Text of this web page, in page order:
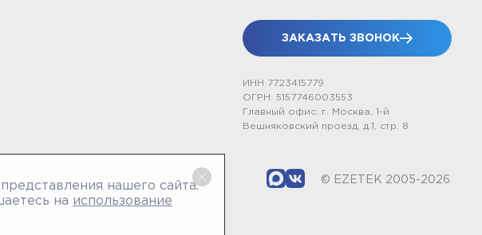
ЗАКАЗАТЬ ЗВОНОК
ИНН 7723415779
ОГРН: 5157746003553
Главный офис: г. Москва, 1-й
Вешняковский проезд, д.1, стр. 8
© EZETEK 2005-2026
нашего сайта.
на использование